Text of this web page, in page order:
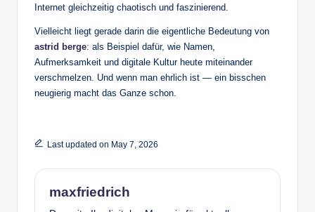
Internet gleichzeitig chaotisch und faszinierend.
Vielleicht liegt gerade darin die eigentliche Bedeutung von
astrid berge: als Beispiel dafür, wie Namen,
Aufmerksamkeit und digitale Kultur heute miteinander
verschmelzen. Und wenn man ehrlich ist — ein bisschen
neugierig macht das Ganze schon.
Last updated on May 7, 2026
maxfriedrich